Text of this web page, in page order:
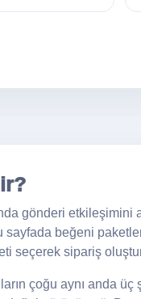
gönderi etkileşimini
sayfada beğeni
seçerek sipariş
çoğu aynı anda